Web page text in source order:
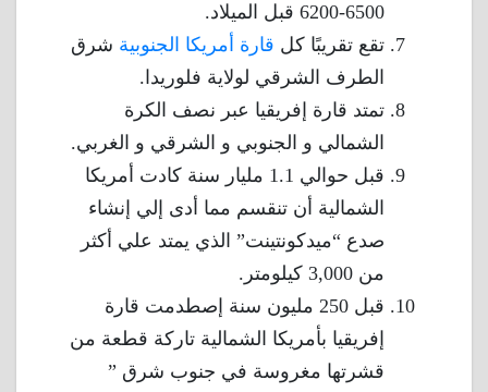
6500-6200 قبل الميلاد.
تقع تقريبًا كل قارة أمريكا الجنوبية شرق
الطرف الشرقي لولاية فلوريدا.
تمتد قارة إفريقيا عبر نصف الكرة
الشمالي و الجنوبي و الشرقي و الغربي.
قبل حوالي 1.1 مليار سنة كادت أمريكا
الشمالية أن تنقسم مما أدى إلي إنشاء
صدع “ميدكونتينت” الذي يمتد علي أكثر
من 3,000 كيلومتر.
قبل 250 مليون سنة إصطدمت قارة
إفريقيا بأمريكا الشمالية تاركة قطعة من
قشرتها مغروسة في جنوب شرق ”